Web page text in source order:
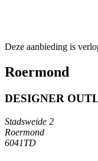
Deze aanbieding is
Roermond
DESIGNER
Stadsweide 2
Roermond
6041TD